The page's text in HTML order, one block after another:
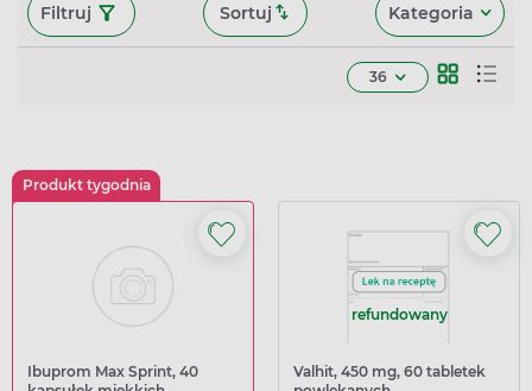
Filtruj Sortuj Kategoria
36
Produkt tygodnia
Ibuprom Max Sprint, 40
refundowany
Valhit, 450 mg, 60 tabletek